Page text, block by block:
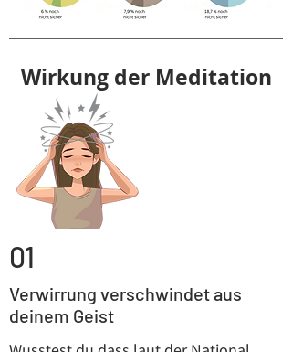
Wirkung der Meditation
01
Verwirrung verschwindet aus
deinem Geist